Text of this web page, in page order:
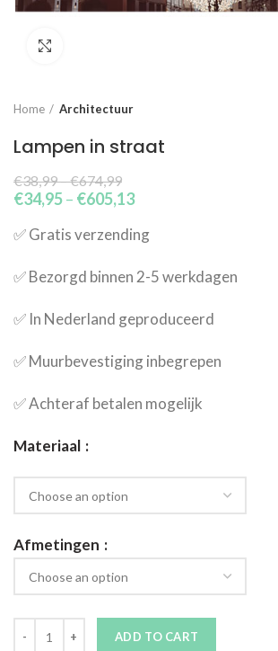
Home Architectuur
Lampen in straat
€38,99–€674,99
€34,95– €605,13
✅​ Gratis verzending
✅​ Bezorgd binnen 2-5 werkdagen
✅​ In Nederland geproduceerd
✅​ Muurbevestiging inbegrepen
✅​ Achteraf betalen mogelijk
Materiaal
Afmetingen
ADD TO CART